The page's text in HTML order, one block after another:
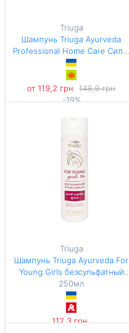
Triuga
Шампунь Triuga Ayurveda
Professional Home Care Сила,
объем и сияние 500 мл
от 119,2 грн
148,9 грн
-19%
Triuga
Шампунь Triuga Ayurveda For
Young Girls безсульфатный
мягкий 250мл
250мл
112,3 грн